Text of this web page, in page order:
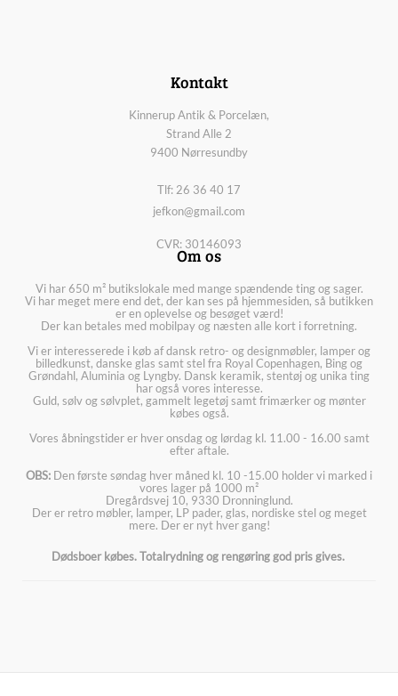
Kontakt
Kinnerup Antik & Porcelæn,
Strand Alle 2
9400 Nørresundby
Tlf: 26 36 40 17
jefkon@gmail.com
CVR: 30146093
Om os
Vi har 650 m² butikslokale med mange spændende ting og sager.
Vi har meget mere end det, der kan ses på hjemmesiden, så butikken
er en oplevelse og besøget værd!
Der kan betales med mobilpay og næsten alle kort i forretning.
Vi er interesserede i køb af dansk retro- og designmøbler, lamper og
billedkunst, danske glas samt stel fra Royal Copenhagen, Bing og
Grøndahl, Aluminia og Lyngby. Dansk keramik, stentøj og unika ting
har også vores interesse.
Guld, sølv og sølvplet, gammelt legetøj samt frimærker og mønter
købes også.
Vores åbningstider er hver onsdag og lørdag kl. 11.00 - 16.00 samt
efter aftale.
OBS: Den første søndag hver måned kl. 10 -15.00 holder vi marked i
vores lager på 1000 m²
Dregårdsvej 10, 9330 Dronninglund.
Der er retro møbler, lamper, LP pader, glas, nordiske stel og meget
mere. Der er nyt hver gang!
Dødsboer købes. Totalrydning og rengøring god pris gives.